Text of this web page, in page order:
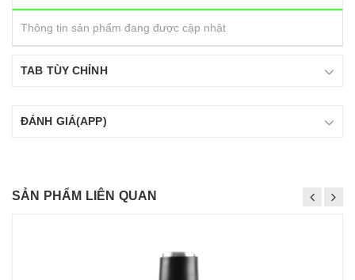
Thông tin sản phẩm đang được cập nhật
TAB TÙY CHỈNH
ĐÁNH GIÁ(APP)
SẢN PHẨM LIÊN QUAN